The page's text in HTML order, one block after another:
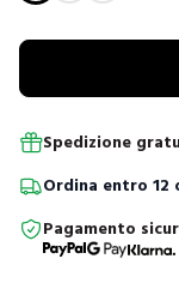
Spedizione
Ordina entro 12
Pagamento